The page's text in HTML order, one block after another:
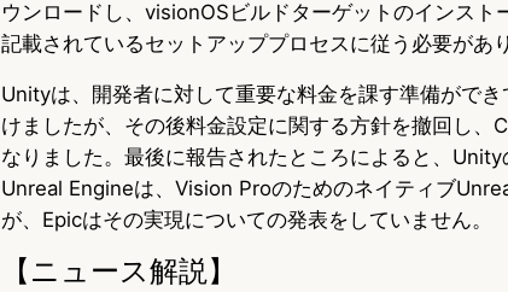
ウンロードし、visionOSビルドターゲットのインス
記載されているセットアッププロセスに従う必要があ
Unityは、開発者に対して重要な料金を課す準備がで
けましたが、その後料金設定に関する方針を撤回し、
なりました。最後に報告されたところによると、
Unreal Engineは、Vision Proのためのネイティブ
が、Epicはその実現についての発表をしていません。
【ニュース解説】